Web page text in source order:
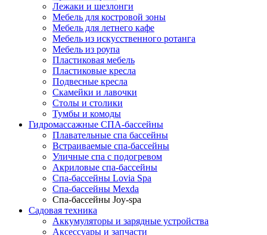
Лежаки и шезлонги
Мебель для костровой зоны
Мебель для летнего кафе
Мебель из искусственного ротанга
Мебель из роупа
Пластиковая мебель
Пластиковые кресла
Подвесные кресла
Скамейки и лавочки
Столы и столики
Тумбы и комоды
Гидромассажные СПА-бассейны
Плавательные спа бассейны
Встраиваемые спа-бассейны
Уличные спа с подогревом
Акриловые спа-бассейны
Спа-бассейны Lovia Spa
Спа-бассейны Mexda
Спа-бассейны Joy-spa
Садовая техника
Аккумуляторы и зарядные устройства
Аксессуары и запчасти